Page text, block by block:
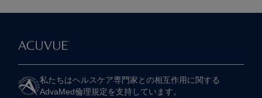
私たちは​ヘルスケア専門家との​相互作用に​関する​
AdvaMed倫理規定を​支持しています。